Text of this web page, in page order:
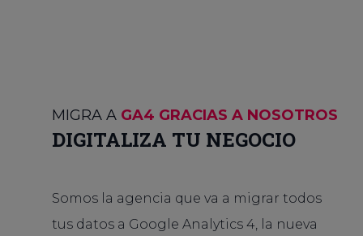
MIGRA A GA4 GRACIAS A NOSOTROS
DIGITALIZA TU NEGOCIO
Somos la agencia que va a migrar todos
tus datos a Google Analytics 4, la nueva